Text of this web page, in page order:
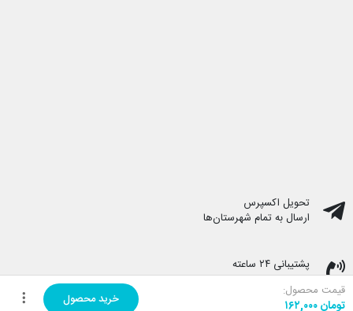
قیمت محصول:
۱۶۲,۰۰۰تومان خرید محصول
تحویل اکسپرس
ارسال به تمام شهرستان‌ها
پشتیبانی ۲۴ ساعته
پشتیبانی هفت روز هفته